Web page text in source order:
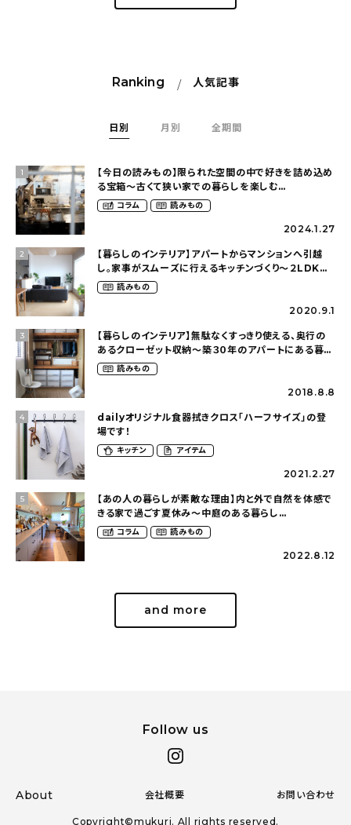
Ranking 人気記事
日別 月別 全期間
1
【今日の読みもの】限られた空間の中で好きを詰め込め
る宝箱〜古くて狭い家での暮らしを楽しむ
（2nyan_and_lifestylesさん）
コラム 読みもの
2024.1.27
2
【暮らしのインテリア】アパートからマンションへ引越
し。家事がスムーズに行えるキッチンづくり〜２LDKの
賃貸暮らし（mari_ppe_さん）
読みもの
2020.9.1
3
【暮らしのインテリア】無駄なくすっきり使える、奥行の
あるクローゼット収納〜築３０年のアパートにある暮ら
し（mari_ppe_さん）
読みもの
2018.8.8
4
dailyオリジナル食器拭きクロス「ハーフサイズ」の登
場です！
キッチン アイテム
2021.2.27
5
【あの人の暮らしが素敵な理由】内と外で自然を体感で
きる家で過ごす夏休み〜中庭のある暮らし
（yume_2700さん）
コラム 読みもの
2022.8.12
and more
Follow us
About 会社概要 お問い合わせ
Copyright©mukuri. All rights reserved.